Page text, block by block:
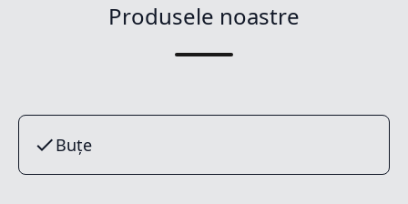
Produsele noastre
Buțe